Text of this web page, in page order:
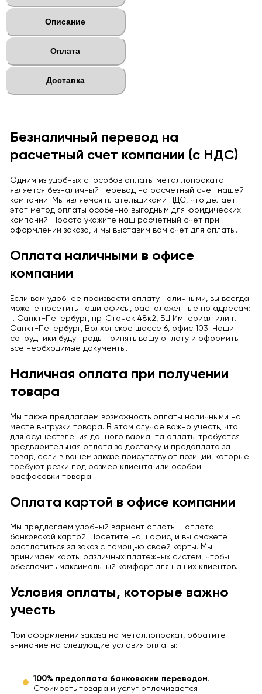
Описание
Оплата
Доставка
Безналичный перевод на
расчетный счет компании (с НДС)
Одним из удобных способов оплаты металлопроката
является безналичный перевод на расчетный счет нашей
компании. Мы являемся плательщиками НДС, что делает
этот метод оплаты особенно выгодным для юридических
компаний. Просто укажите наш расчетный счет при
оформлении заказа, и мы выставим вам счет для оплаты.
Оплата наличными в офисе
компании
Если вам удобнее произвести оплату наличными, вы всегда
можете посетить наши офисы, расположенные по адресам:
г. Санкт-Петербург, пр. Стачек 48к2, БЦ Империал или г.
Санкт-Петербург, Волхонское шоссе 6, офис 103. Наши
сотрудники будут рады принять вашу оплату и оформить
все необходимые документы.
Наличная оплата при получении
товара
Мы также предлагаем возможность оплаты наличными на
месте выгрузки товара. В этом случае важно учесть, что
для осуществления данного варианта оплаты требуется
предварительная оплата за доставку и предоплата за
товар, если в вашем заказе присутствуют позиции, которые
требуют резки под размер клиента или особой
расфасовки товара.
Оплата картой в офисе компании
Мы предлагаем удобный вариант оплаты - оплата
банковской картой. Посетите наш офис, и вы сможете
расплатиться за заказ с помощью своей карты. Мы
принимаем карты различных платежных систем, чтобы
обеспечить максимальный комфорт для наших клиентов.
Условия оплаты, которые важно
учесть
При оформлении заказа на металлопрокат, обратите
внимание на следующие условия оплаты:
100% предоплата банковским переводом.
Стоимость товара и услуг оплачивается